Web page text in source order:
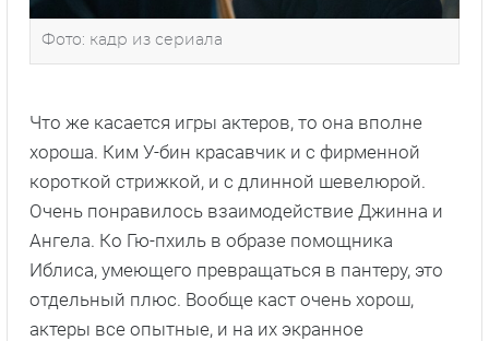
Фото: кадр из сериала
Что же касается игры актеров, то она вполне
хороша. Ким У-бин красавчик и с фирменной
короткой стрижкой, и с длинной шевелюрой.
Очень понравилось взаимодействие Джинна и
Ангела. Ко Гю-пхиль в образе помощника
Иблиса, умеющего превращаться в пантеру, это
отдельный плюс. Вообще каст очень хорош,
актеры все опытные, и на их экранное